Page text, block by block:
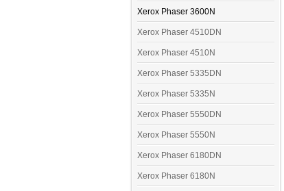
Xerox Phaser 3600N
Xerox Phaser 4510DN
Xerox Phaser 4510N
Xerox Phaser 5335DN
Xerox Phaser 5335N
Xerox Phaser 5550DN
Xerox Phaser 5550N
Xerox Phaser 6180DN
Xerox Phaser 6180N